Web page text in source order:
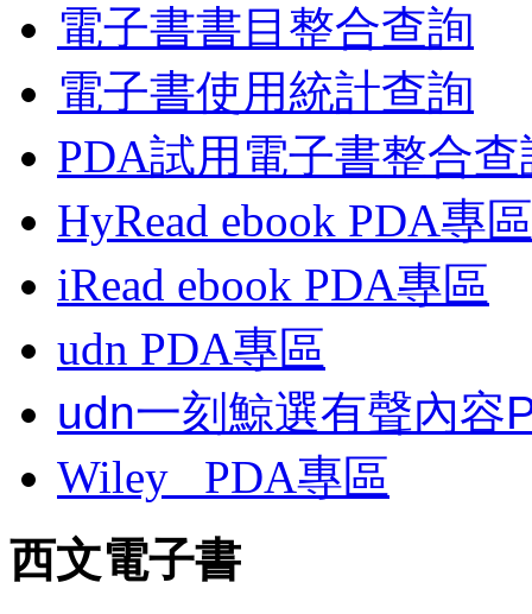
電子書書目整合查詢
電子書使用統計查詢
PDA試用電子書整合查
HyRead ebook PDA專區
iRead ebook PDA專區
udn PDA專區
udn一刻鯨選有聲內容
Wiley
PDA專區
西文電子書